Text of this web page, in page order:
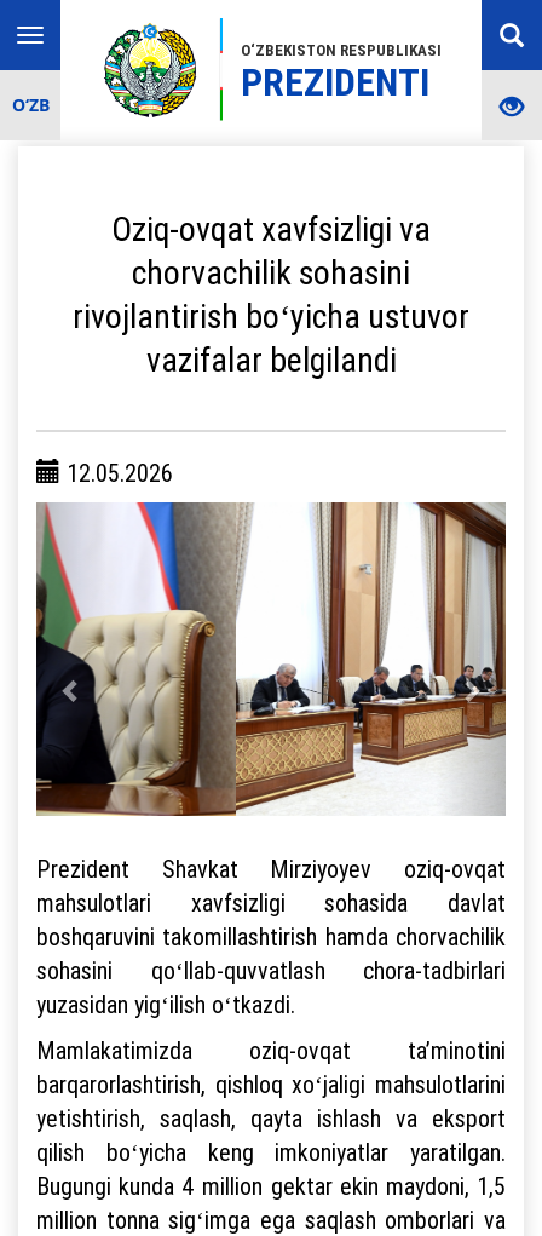
O‘ZBEKISTON RESPUBLIKASI
PREZIDENTI
Toggle
navigation
O‘ZB
Oziq-ovqat xavfsizligi va
chorvachilik sohasini
rivojlantirish boʻyicha ustuvor
vazifalar belgilandi
12.05.2026
Prezident Shavkat Mirziyoyev oziq-ovqat
mahsulotlari xavfsizligi sohasida davlat
boshqaruvini takomillashtirish hamda chorvachilik
sohasini qoʻllab-quvvatlash chora-tadbirlari
yuzasidan yigʻilish oʻtkazdi.
Mamlakatimizda oziq-ovqat taʼminotini
barqarorlashtirish, qishloq xoʻjaligi mahsulotlarini
yetishtirish, saqlash, qayta ishlash va eksport
qilish boʻyicha keng imkoniyatlar yaratilgan.
Bugungi kunda 4 million gektar ekin maydoni, 1,5
million tonna sigʻimga ega saqlash omborlari va